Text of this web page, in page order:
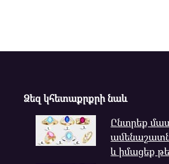
Ձեզ կհետաքրքրի նաև
Ընտրեք
ամենաշատն
և իմացեք